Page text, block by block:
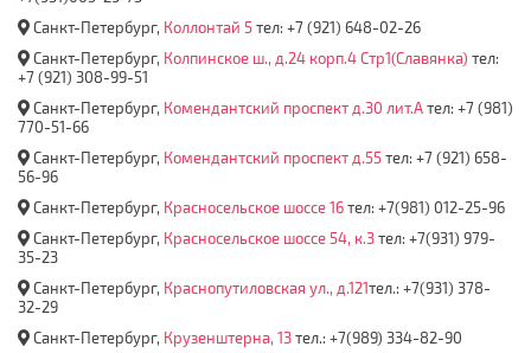
Санкт-Петербург, Коллонтай 5тел: +7 (921) 648-02-26
Санкт-Петербург, Колпинское ш., д.24 корп.4 Стр1(Славянка) тел:
+7 (921) 308-99-51
Санкт-Петербург, Комендантский проспект д.30 лит.Ател: +7 (981)
770-51-66
Санкт-Петербург, Комендантский проспект д.55тел: +7 (921) 658-
56-96
Санкт-Петербург, Красносельское шоссе 16тел: +7(981) 012-25-96
Санкт-Петербург, Красносельское шоссе 54, к.3тел: +7(931) 979-
35-23
Санкт-Петербург, Краснопутиловская ул., д.121тел.: +7(931) 378-
32-29
Санкт-Петербург, Крузенштерна, 13тел.: +7(989) 334-82-90